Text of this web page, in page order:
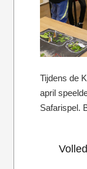
Tijdens de
april
Safarispel.